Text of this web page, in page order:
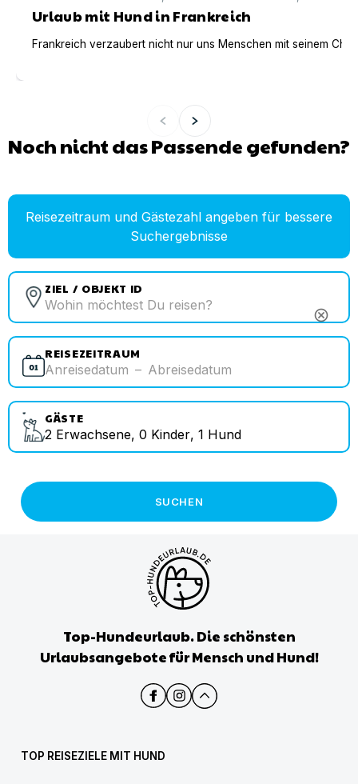
Urlaub mit Hund in Frankreich
Frankreich verzaubert nicht nur uns Menschen mit seinem
Noch nicht das Passende gefunden?
Reisezeitraum und Gästezahl angeben für bessere
Suchergebnisse
ZIEL / OBJEKT ID
cancel
REISEZEITRAUM
Anreisedatum – Abreisedatum
GÄSTE
2 Erwachsene, 0 Kinder, 1 Hund
SUCHEN
Top-Hundeurlaub. Die schönsten
Urlaubsangebote für Mensch und Hund!
TOP REISEZIELE MIT HUND